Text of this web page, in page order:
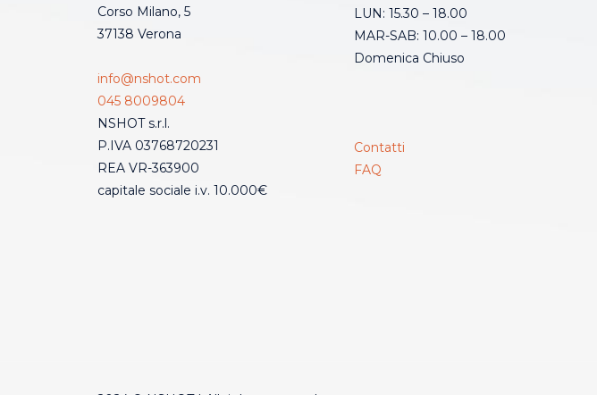
Corso Milano, 5
37138 Verona
info@nshot.com
045 8009804
NSHOT s.r.l.
P.IVA 03768720231
REA VR-363900
capitale sociale i.v. 10.000€
LUN: 15.30 – 18.00
MAR-SAB: 10.00 – 18.00
Domenica Chiuso
Contatti
FAQ